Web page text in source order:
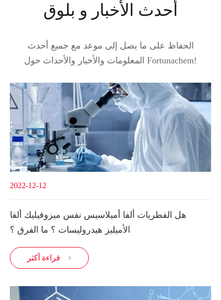
أحدث الأخبار و بلوق
الحفاظ على ما يصل إلى موعد مع جميع أحدث
المعلومات والأخبار والأحداث حول Fortunachem!
2022-12-12
هل الفطريات ألفا أميلاسيس نفس ميزوفيليك ألفا
الأميليز هيدروليسات ؟ ما الفرق ؟
قراءة أكثر 